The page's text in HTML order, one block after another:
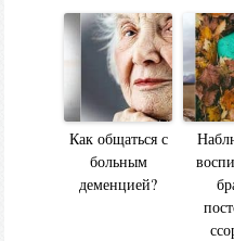
Как общаться с
больным
деменцией?